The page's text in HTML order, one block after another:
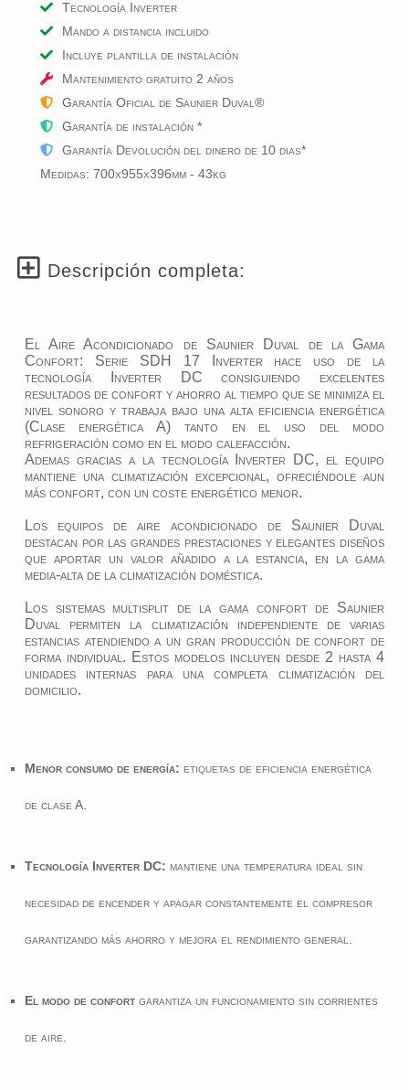
Tecnología Inverter
Mando a distancia incluido
Incluye plantilla de instalación
Mantenimiento gratuito 2 años
Garantía Oficial de Saunier Duval®
Garantía de instalación *
Garantía Devolución del dinero de 10 dias*
Medidas: 700x955x396mm - 43kg
Descripción completa:
El Aire Acondicionado de Saunier Duval de la Gama
Confort: Serie SDH 17 Inverter hace uso de la
tecnología Inverter DC consiguiendo excelentes
resultados de confort y ahorro al tiempo que se minimiza el
nivel sonoro y trabaja bajo una alta eficiencia energética
(Clase energética A) tanto en el uso del modo
refrigeración como en el modo calefacción.
Ademas gracias a la tecnología Inverter DC, el equipo
mantiene una climatización excepcional, ofreciéndole aun
más confort, con un coste energético menor.
Los equipos de aire acondicionado de Saunier Duval
destacan por las grandes prestaciones y elegantes diseños
que aportar un valor añadido a la estancia, en la gama
media-alta de la climatización doméstica.
Los sistemas multisplit de la gama confort de Saunier
Duval permiten la climatización independiente de varias
estancias atendiendo a un gran producción de confort de
forma individual. Estos modelos incluyen desde 2 hasta 4
unidades internas para una completa climatización del
domicilio.
Menor consumo de energía: etiquetas de eficiencia energética
de clase A.
Tecnología Inverter DC: mantiene una temperatura ideal sin
necesidad de encender y apagar constantemente el compresor
garantizando más ahorro y mejora el rendimiento general.
El modo de confortgarantiza un funcionamiento sin corrientes
de aire.